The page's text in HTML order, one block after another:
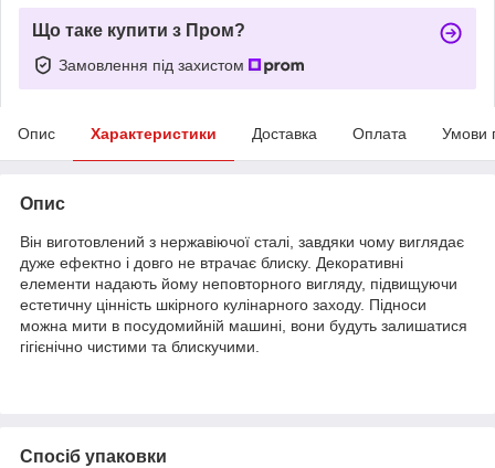
Що таке купити з Пром?
Замовлення під захистом
Опис Характеристики Доставка Оплата Умови
Опис
Він виготовлений з нержавіючої сталі, завдяки чому виглядає
дуже ефектно і довго не втрачає блиску. Декоративні
елементи надають йому неповторного вигляду, підвищуючи
естетичну цінність шкірного кулінарного заходу. Підноси
можна мити в посудомийній машині, вони будуть залишатися
гігієнічно чистими та блискучими.
Спосіб упаковки